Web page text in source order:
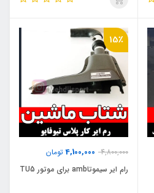
15٪
4,800,000
4,100,000تومان
رام ایر سیموتاamb برای موتور TU5